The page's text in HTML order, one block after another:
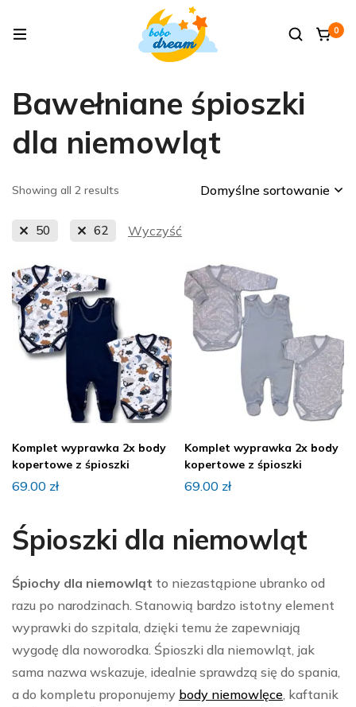
0
Bawełniane śpioszki
dla niemowląt
Showing all 2 results Domyślne sortowanie
50 62 Wyczyść
Komplet wyprawka 2x body
kopertowe z śpioszki
69.00 zł
Komplet wyprawka 2x body
kopertowe z śpioszki
69.00 zł
Śpioszki dla niemowląt
Śpiochy dla niemowląt to niezastąpione ubranko od
razu po narodzinach. Stanowią bardzo istotny element
wyprawki do szpitala, dzięki temu że zapewniają
wygodę dla noworodka. Śpioszki dla niemowląt, jak
sama nazwa wskazuje, idealnie sprawdzą się do spania,
a do kompletu proponujemy body niemowlęce , kaftanik